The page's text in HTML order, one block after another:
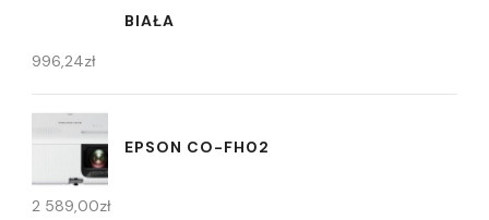
BIAŁA
996,24zł
EPSON CO-FH02
2 589,00zł